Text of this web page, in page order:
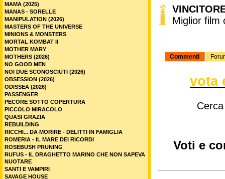
Miglior film
Commenti
vota
Voti e
MAMA (2025)
MANAS - SORELLE
MANIPULATION (2026)
MASTERS OF THE UNIVERSE
MINIONS & MONSTERS
MORTAL KOMBAT II
MOTHER MARY
MOTHERS (2026)
NO GOOD MEN
NOI DUE SCONOSCIUTI (2026)
OBSESSION (2026)
ODISSEA (2026)
PASSENGER
PECORE SOTTO COPERTURA
PICCOLO MIRACOLO
QUASI GRAZIA
REBUILDING
RICCHI... DA MORIRE - DELITTI IN FAMIGLIA
ROMERIA - IL MARE DEI RICORDI
ROSEBUSH PRUNING
RUFUS - IL DRAGHETTO MARINO CHE NON SAPEVA
NUOTARE
SANTI E VAMPIRI
SAVAGE HOUSE